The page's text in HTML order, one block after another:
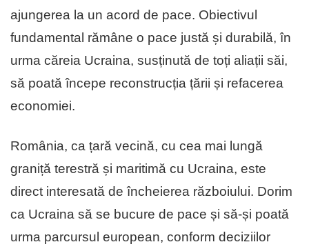
ajungerea la un acord de pace. Obiectivul
fundamental rămâne o pace justă și durabilă, în
urma căreia Ucraina, susținută de toți aliații săi,
să poată începe reconstrucția țării și refacerea
economiei.
România, ca țară vecină, cu cea mai lungă
graniță terestră și maritimă cu Ucraina, este
direct interesată de încheierea războiului. Dorim
ca Ucraina să se bucure de pace și să-și poată
urma parcursul european, conform deciziilor